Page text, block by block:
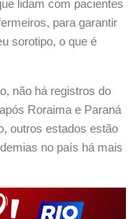
lidam com pacientes
para garantir
sorotipo, o que é
não há registros do
Roraima e Paraná
outros estados estão
no país há mais